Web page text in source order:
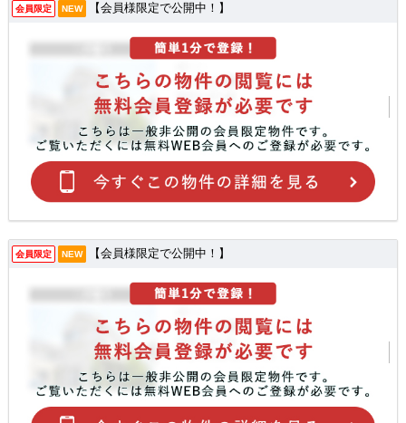
会員限定 NEW 【会員様限定で公開中！】
会員限定 NEW 【会員様限定で公開中！】